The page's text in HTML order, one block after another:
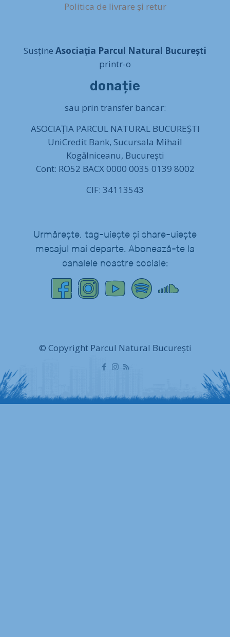
Politica de livrare și retur
Susține Asociația Parcul Natural București
printr-o
donație
sau prin transfer bancar:
ASOCIAȚIA PARCUL NATURAL BUCUREȘTI
UniCredit Bank, Sucursala Mihail
Kogălniceanu, București
Cont: RO52 BACX 0000 0035 0139 8002
CIF: 34113543
Urmărește, tag-uiește și share-uiește
mesajul mai departe. Abonează-te la
canalele noastre sociale:
© Copyright Parcul Natural București